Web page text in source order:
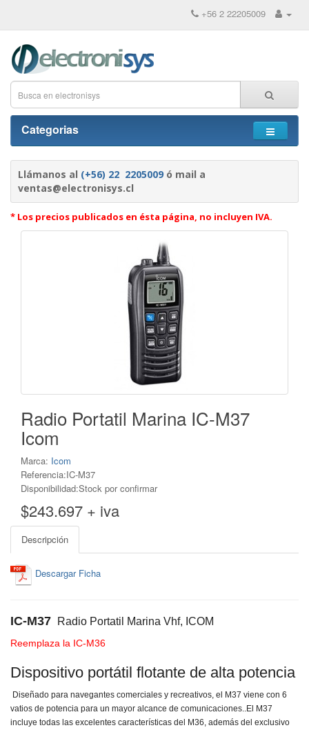
+56 2 22205009
Categorias
Llámanos al (+56) 22 2205009 ó mail a
ventas@electronisys.cl
* Los precios publicados en ésta página, no incluyen IVA.
Radio Portatil Marina IC-M37
Icom
Marca: Icom
Referencia:IC-M37
Disponibilidad:Stock por confirmar
$243.697 + iva
Descripción
Descargar Ficha
IC-M37 Radio Portatil Marina Vhf, ICOM
Reemplaza la IC-M36
Dispositivo portátil flotante de alta potencia
Diseñado para navegantes comerciales y recreativos, el M37 viene con 6
vatios de potencia para un mayor alcance de comunicaciones..El M37
incluye todas las excelentes características del M36, además del exclusivo